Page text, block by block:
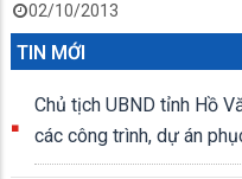
02/10/2013
TIN MỚI
Chủ tịch UBND tỉnh Hồ
các công trình, dự án